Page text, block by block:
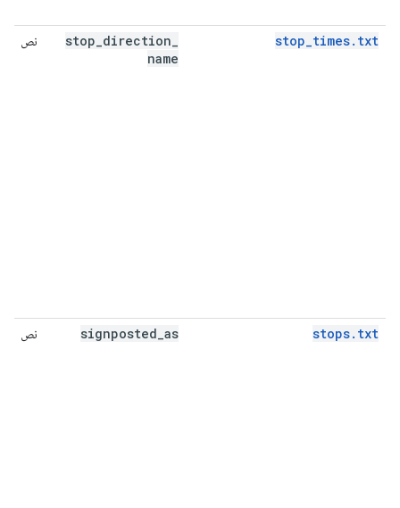
stop_times.txt
stop direction
name
نص
stops.txt
signposted as نص